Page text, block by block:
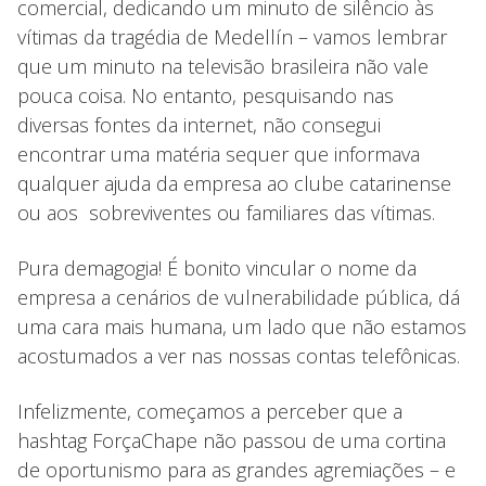
comercial, dedicando um minuto de silêncio às
vítimas da tragédia de Medellín – vamos lembrar
que um minuto na televisão brasileira não vale
pouca coisa. No entanto, pesquisando nas
diversas fontes da internet, não consegui
encontrar uma matéria sequer que informava
qualquer ajuda da empresa ao clube catarinense
ou aos sobreviventes ou familiares das vítimas.
Pura demagogia! É bonito vincular o nome da
empresa a cenários de vulnerabilidade pública, dá
uma cara mais humana, um lado que não estamos
acostumados a ver nas nossas contas telefônicas.
Infelizmente, começamos a perceber que a
hashtag ForçaChape não passou de uma cortina
de oportunismo para as grandes agremiações – e